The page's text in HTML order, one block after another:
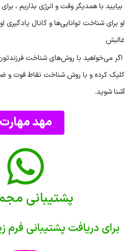
بیایید با همدیگر وقت و انرژی بذاریم ،
او برای شناخت توانایی‌ها و کانال
غالبش
اگر می‌خواهید با روش‌های شناخت
کلیک کرده و با روش شناخت نقاط قوت
آشنا شوید.
مهد مهارت
پشتیبانی
برای دریافت پشتیبانی فرم